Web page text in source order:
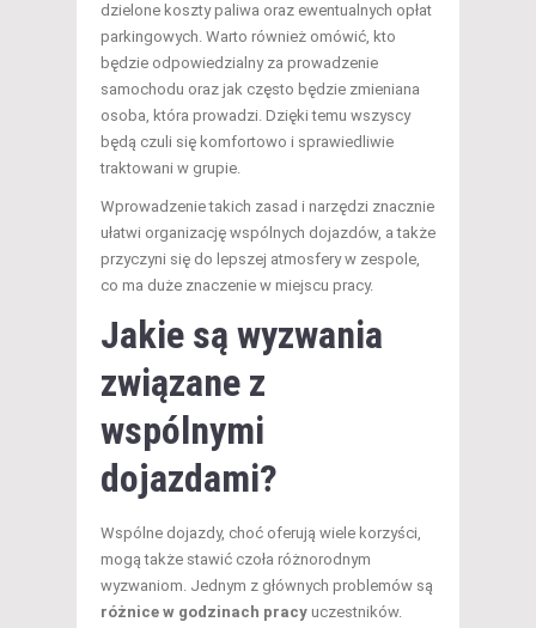
dzielone koszty paliwa oraz ewentualnych opłat
parkingowych. Warto również omówić, kto
będzie odpowiedzialny za prowadzenie
samochodu oraz jak często będzie zmieniana
osoba, która prowadzi. Dzięki temu wszyscy
będą czuli się komfortowo i sprawiedliwie
traktowani w grupie.
Wprowadzenie takich zasad i narzędzi znacznie
ułatwi organizację wspólnych dojazdów, a także
przyczyni się do lepszej atmosfery w zespole,
co ma duże znaczenie w miejscu pracy.
Jakie są wyzwania
związane z
wspólnymi
dojazdami?
Wspólne dojazdy, choć oferują wiele korzyści,
mogą także stawić czoła różnorodnym
wyzwaniom. Jednym z głównych problemów są
różnice w godzinach pracy uczestników.